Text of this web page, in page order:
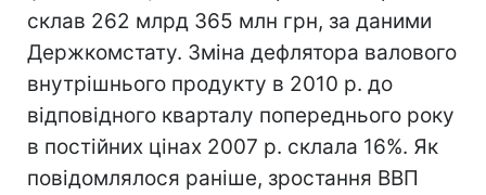
склав 262 млрд 365 млн грн, за даними
Держкомстату. Зміна дефлятора валового
внутрішнього продукту в 2010 р. до
відповідного кварталу попереднього року
в постійних цінах 2007 р. склала 16%. Як
повідомлялося раніше, зростання ВВП